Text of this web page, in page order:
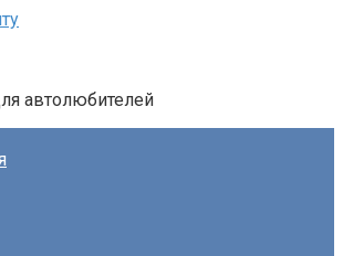
автолюбителей